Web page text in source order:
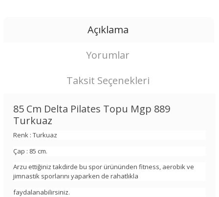
Açıklama
Yorumlar
Taksit Seçenekleri
85 Cm Delta Pilates Topu Mgp 889
Turkuaz
Renk : Turkuaz
Çap : 85 cm.
Arzu ettiğiniz takdirde bu spor ürününden fitness, aerobik ve
jimnastik sporlarını yaparken de rahatlıkla
faydalanabilirsiniz.